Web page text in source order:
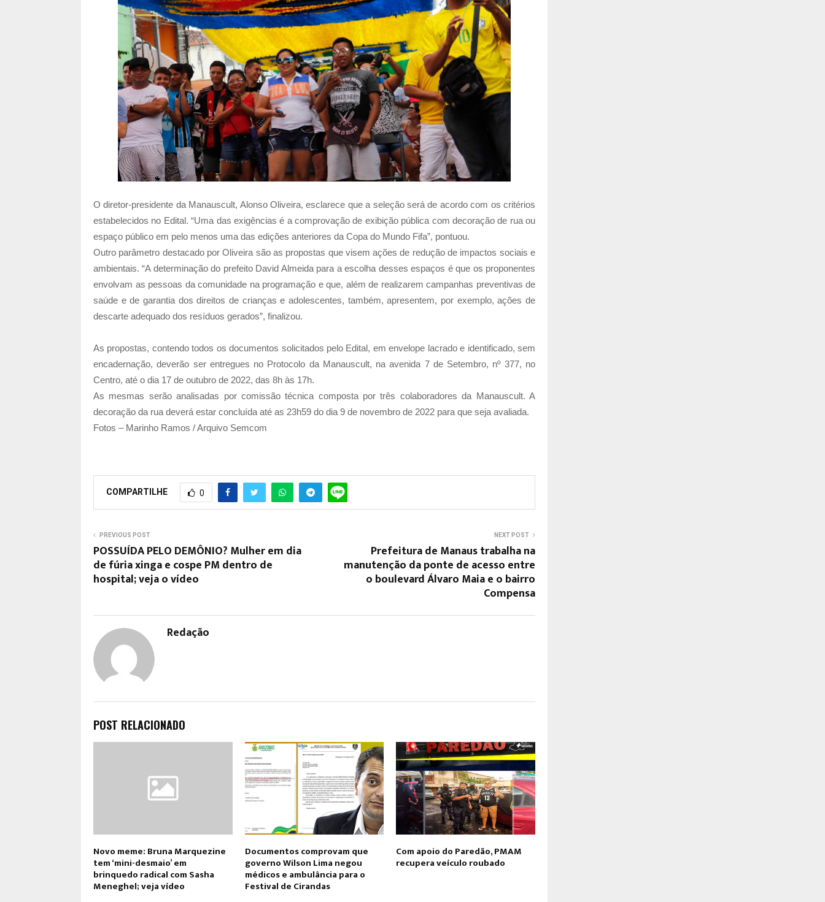
O diretor-presidente da Manauscult, Alonso Oliveira, esclarece que a seleção será de acordo com os critérios
estabelecidos no Edital. “Uma das exigências é a comprovação de exibição pública com decoração de rua ou
espaço público em pelo menos uma das edições anteriores da Copa do Mundo Fifa”, pontuou.
Outro parâmetro destacado por Oliveira são as propostas que visem ações de redução de impactos sociais e
ambientais. “A determinação do prefeito David Almeida para a escolha desses espaços é que os proponentes
envolvam as pessoas da comunidade na programação e que, além de realizarem campanhas preventivas de
saúde e de garantia dos direitos de crianças e adolescentes, também, apresentem, por exemplo, ações de
descarte adequado dos resíduos gerados”, finalizou.
As propostas, contendo todos os documentos solicitados pelo Edital, em envelope lacrado e identificado, sem
encadernação, deverão ser entregues no Protocolo da Manauscult, na avenida 7 de Setembro, nº 377, no
Centro, até o dia 17 de outubro de 2022, das 8h às 17h.
As mesmas serão analisadas por comissão técnica composta por três colaboradores da Manauscult. A
decoração da rua deverá estar concluída até as 23h59 do dia 9 de novembro de 2022 para que seja avaliada.
Fotos – Marinho Ramos / Arquivo Semcom
COMPARTILHE 0
PREVIOUS POST
POSSUÍDA PELO DEMÔNIO? Mulher em dia
de fúria xinga e cospe PM dentro de
hospital; veja o vídeo
NEXT POST
Prefeitura de Manaus trabalha na
manutenção da ponte de acesso entre
o boulevard Álvaro Maia e o bairro
Compensa
Redação
POST RELACIONADO
Novo meme: Bruna Marquezine
tem ‘mini-desmaio’ em
brinquedo radical com Sasha
Meneghel; veja vídeo
Documentos comprovam que
governo Wilson Lima negou
médicos e ambulância para o
Festival de Cirandas
Com apoio do Paredão, PMAM
recupera veículo roubado